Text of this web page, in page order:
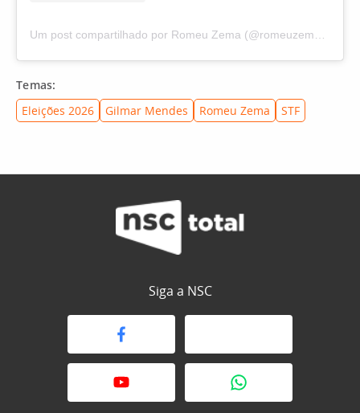
Temas:
Eleições 2026
Gilmar Mendes Romeu Zema STF
Siga a NSC